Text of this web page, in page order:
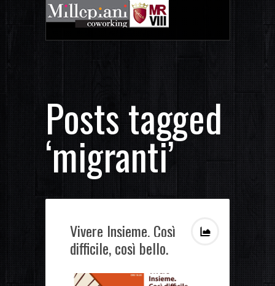
Posts tagged
‘migranti’
Vivere Insieme. Così
difficile, così bello.